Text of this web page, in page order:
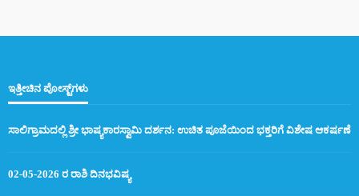
ಇತ್ತೀಚಿನ ಪೋಸ್ಟ್‌ಗಳು
ಸಾಲಿಗ್ರಾಮದಲ್ಲಿ ಶ್ರೀ ಭಾಷ್ಯಕಾರಸ್ವಾಮಿ ದರ್ಶನ: ಉಚಿತ ಪೂಜೆಯಿಂದ ಭಕ್ತರಿಗೆ ವಿಶೇಷ ಆಕರ್ಷಣೆ
02-05-2026 ರ ರಾಶಿ ದಿನಭವಿಷ್ಯ